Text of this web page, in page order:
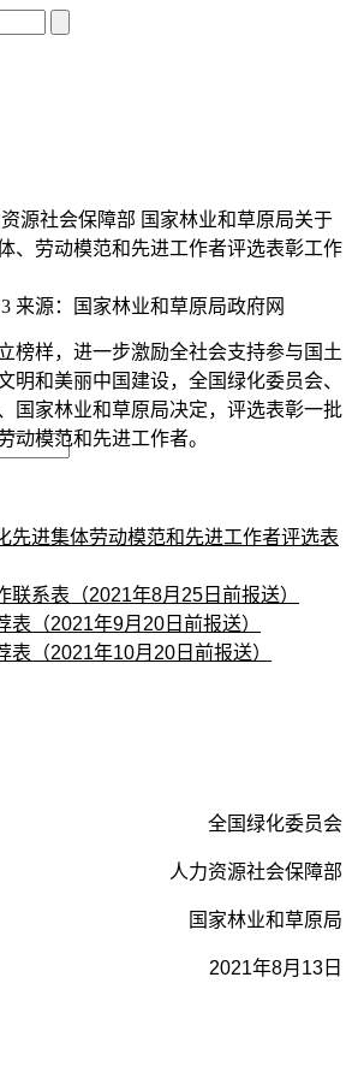
源社会保障部 国家林业和草原局关于
、劳动模范和先进工作者评选表彰工作
来源：国家林业和草原局政府网
榜样，进一步激励全社会支持参与国土
明和美丽中国建设，全国绿化委员会、
国家林业和草原局决定，评选表彰一批
动模范和先进工作者。
先进集体劳动模范和先进工作者评选表
联系表（2021年8月25日前报送）
表（2021年9月20日前报送）
表（2021年10月20日前报送）
全国绿化委员会
人力资源社会保障部
国家林业和草原局
2021年8月13日